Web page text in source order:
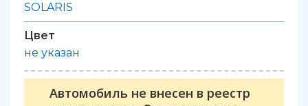
SOLARIS
Цвет
не указан
Автомобиль не внесен в реестр